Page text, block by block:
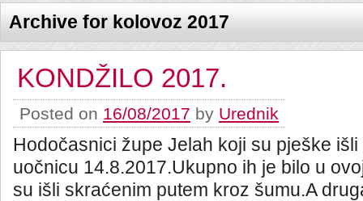
Archive for kolovoz 2017
KONDŽILO 2017.
Posted on 16/08/2017 by Urednik
Hodočasnici župe Jelah koji su pješke
uočnicu 14.8.2017.Ukupno ih je bilo u
su išli skraćenim putem kroz šumu.A